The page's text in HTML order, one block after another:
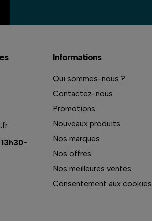
Informations
Qui sommes-nous ?
Contactez-nous
Promotions
Nouveaux produits
Nos marques
Nos offres
Nos meilleures ventes
Consentement aux cookies